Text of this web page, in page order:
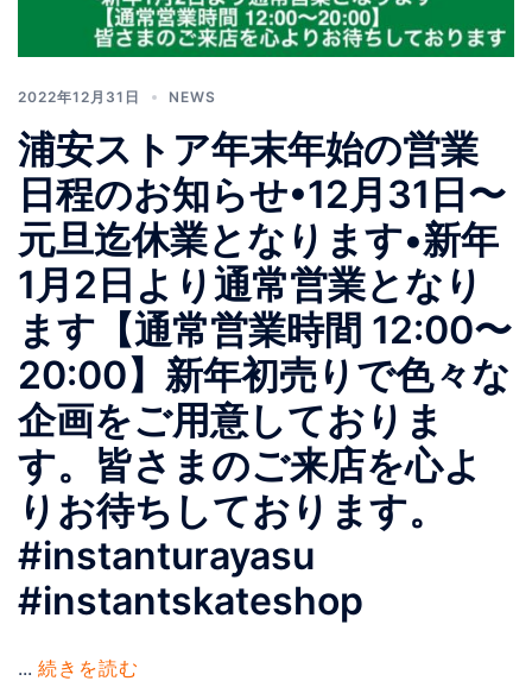
2022年12月31日 NEWS
浦安ストア年末年始の営業
日程のお知らせ•12月31日〜
元旦迄休業となります•新年
1月2日より通常営業となり
ます【通常営業時間 12:00〜
20:00】新年初売りで色々な
企画をご用意しておりま
す。皆さまのご来店を心よ
りお待ちしております。
#instanturayasu
#instantskateshop
... 続きを読む